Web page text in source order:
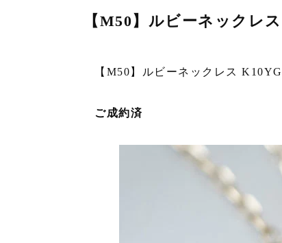
【M50】ルビーネックレ
【M50】ルビーネックレス
ご成約済